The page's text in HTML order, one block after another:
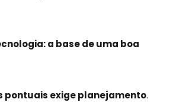
a base de uma boa
pontuais exige planejamento.